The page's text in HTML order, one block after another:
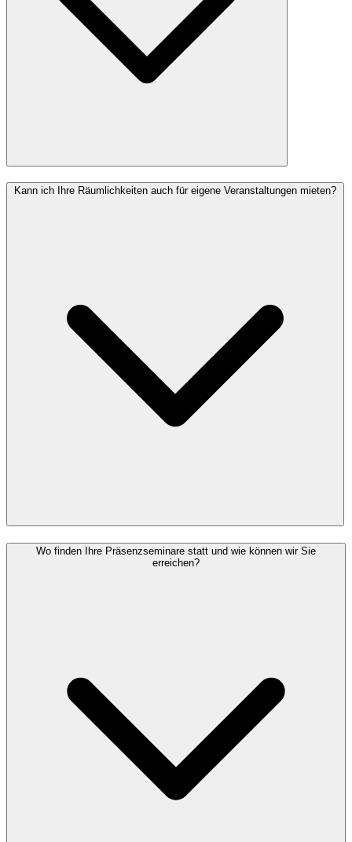
Kann ich Ihre Räumlichkeiten auch für eigene Veranstaltungen mieten?
Wo finden Ihre Präsenzseminare statt und wie können wir Sie
erreichen?